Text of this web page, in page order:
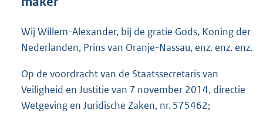
0
b
Wij Willem-Alexander, bij de gratie Gods, Koning der
Nederlanden, Prins van Oranje-Nassau, enz. enz. enz.
Op de voordracht van de Staatssecretaris van
Veiligheid en Justitie van 7 november 2014, directie
Wetgeving en Juridische Zaken, nr. 575462;